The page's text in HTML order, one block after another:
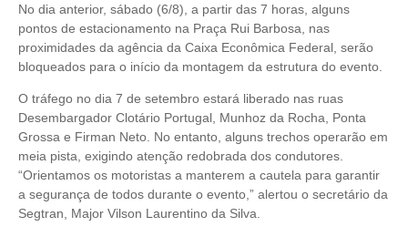
No dia anterior, sábado (6/8), a partir das 7 horas, alguns
pontos de estacionamento na Praça Rui Barbosa, nas
proximidades da agência da Caixa Econômica Federal, serão
bloqueados para o início da montagem da estrutura do evento.
O tráfego no dia 7 de setembro estará liberado nas ruas
Desembargador Clotário Portugal, Munhoz da Rocha, Ponta
Grossa e Firman Neto. No entanto, alguns trechos operarão em
meia pista, exigindo atenção redobrada dos condutores.
“Orientamos os motoristas a manterem a cautela para garantir
a segurança de todos durante o evento,” alertou o secretário da
Segtran, Major Vilson Laurentino da Silva.